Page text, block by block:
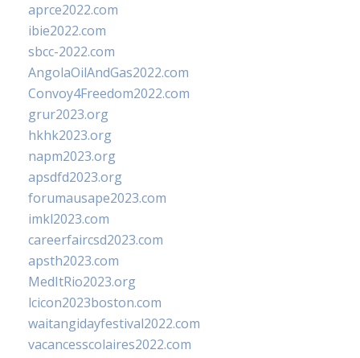
aprce2022.com
ibie2022.com
sbcc-2022.com
AngolaOilAndGas2022.com
Convoy4Freedom2022.com
grur2023.org
hkhk2023.org
napm2023.org
apsdfd2023.org
forumausape2023.com
imkl2023.com
careerfaircsd2023.com
apsth2023.com
MedItRio2023.org
lcicon2023boston.com
waitangidayfestival2022.com
vacancesscolaires2022.com